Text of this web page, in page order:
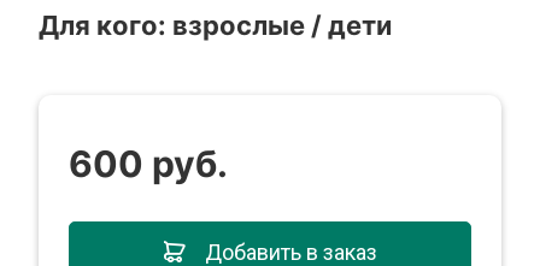
Для кого: взрослые / дети
600 руб.
Добавить в заказ